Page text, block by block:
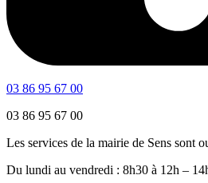
03 86 95 67 00
03 86 95 67 00
Les services de la mairie de Sens sont
Du lundi au vendredi : 8h30 à 12h –